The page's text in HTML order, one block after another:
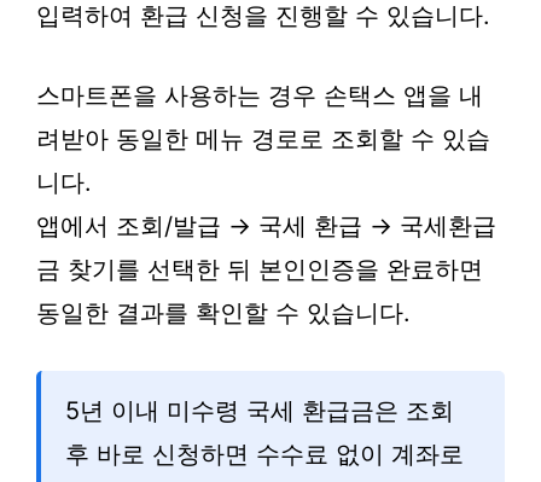
입력하여 환급 신청을 진행할 수 있습니다.
스마트폰을 사용하는 경우 손택스 앱을 내
려받아 동일한 메뉴 경로로 조회할 수 있습
니다.
앱에서 조회/발급 → 국세 환급 → 국세환급
금 찾기를 선택한 뒤 본인인증을 완료하면
동일한 결과를 확인할 수 있습니다.
5년 이내 미수령 국세 환급금은 조회
후 바로 신청하면 수수료 없이 계좌로